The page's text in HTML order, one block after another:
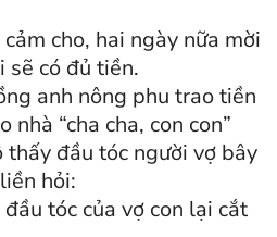
cho, hai ngày nữa mời
sẽ có đủ tiền.
anh nông phu trao tiền
nhà “cha cha, con con”
đầu tóc người vợ bây
hỏi:
tóc của vợ con lại cắt